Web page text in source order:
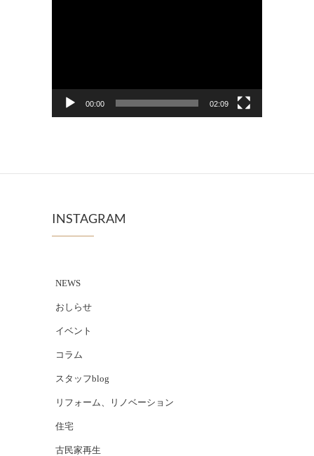
00:00 02:09
INSTAGRAM
NEWS
おしらせ
イベント
コラム
スタッフblog
リフォーム、リノベーション
住宅
古民家再生